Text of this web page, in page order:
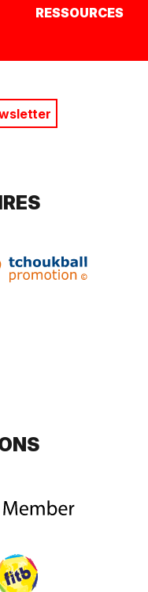
RESSOURCES